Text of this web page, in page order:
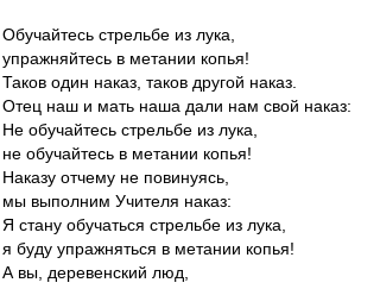
Обучайтесь стрельбе из лука,
упражняйтесь в метании копья!
Таков один наказ, таков другой наказ.
Отец наш и мать наша дали нам свой наказ:
Не обучайтесь стрельбе из лука,
не обучайтесь в метании копья!
Наказу отчему не повинуясь,
мы выполним Учителя наказ:
Я стану обучаться стрельбе из лука,
я буду упражняться в метании копья!
А вы, деревенский люд,